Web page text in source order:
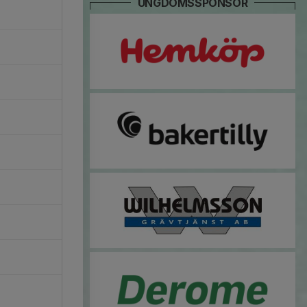
UNGDOMSSPONSOR